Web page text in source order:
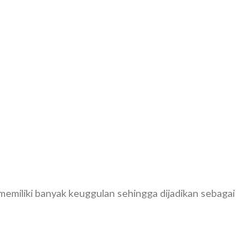
banyak keuggulan sehingga dijadikan sebagai